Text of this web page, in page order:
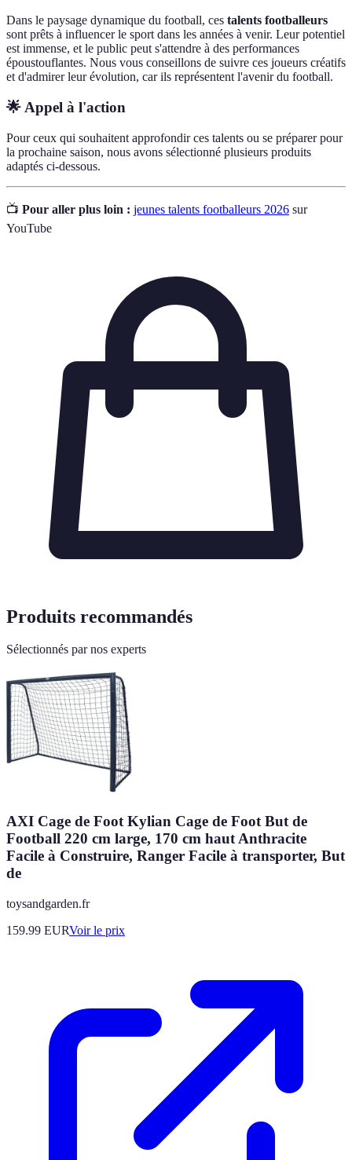
Dans le paysage dynamique du football, ces talents footballeurs
sont prêts à influencer le sport dans les années à venir. Leur potentiel
est immense, et le public peut s'attendre à des performances
époustouflantes. Nous vous conseillons de suivre ces joueurs créatifs
et d'admirer leur évolution, car ils représentent l'avenir du football.
🌟 Appel à l'action
Pour ceux qui souhaitent approfondir ces talents ou se préparer pour
la prochaine saison, nous avons sélectionné plusieurs produits
adaptés ci-dessous.
📺 Pour aller plus loin : jeunes talents footballeurs 2026 sur
YouTube
Produits recommandés
Sélectionnés par nos experts
AXI Cage de Foot Kylian Cage de Foot But de
Football 220 cm large, 170 cm haut Anthracite
Facile à Construire, Ranger Facile à transporter, But
de
toysandgarden.fr
159.99 EURVoir le prix